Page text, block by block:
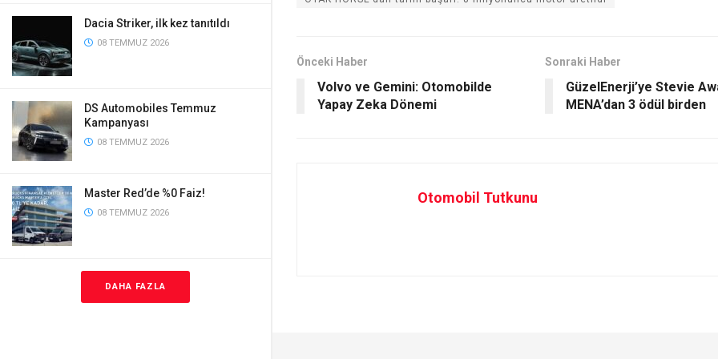
Dacia Striker, ilk kez tanıtıldı
08 TEMMUZ 2026
DS Automobiles Temmuz
Kampanyası
08 TEMMUZ 2026
Master Red’de %0 Faiz!
08 TEMMUZ 2026
DAHA FAZLA
Önceki Haber
Volvo ve Gemini: Otomobilde
Yapay Zeka Dönemi
Sonraki Haber
GüzelEnerji’ye Stevie
MENA’dan 3 ödül birden
Otomobil Tutkunu